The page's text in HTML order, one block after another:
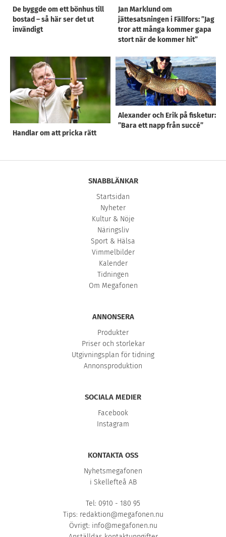
De byggde om ett bönhus till
bostad – så här ser det ut
invändigt
Jan Marklund om
jättesatsningen i Fällfors: ”Jag
tror att många kommer gapa
stort när de kommer hit”
Handlar om att pricka rätt
Alexander och Erik på fisketur:
”Bara ett napp från succé”
SNABBLÄNKAR
Startsidan
Nyheter
Kultur & Nöje
Näringsliv
Sport & Hälsa
Vimmelbilder
Kalender
Tidningen
Om Megafonen
ANNONSERA
Produkter
Priser och storlekar
Utgivningsplan för tidning
Annonsproduktion
SOCIALA MEDIER
Facebook
Instagram
KONTAKTA OSS
Nyhetsmegafonen
i Skellefteå AB
Tel: 0910 - 180 95
Tips: redaktion@megafonen.nu
Övrigt: info@megafonen.nu